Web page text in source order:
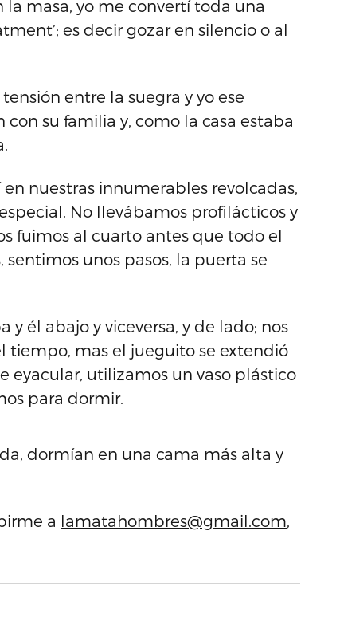
la masa, yo me convertí toda una
es decir gozar en silencio o al
entre la suegra y yo ese
con su familia y, como la casa estaba
nuestras innumerables revolcadas,
No llevábamos profilácticos y
fuimos al cuarto antes que todo el
unos pasos, la puerta se
y él abajo y viceversa, y de lado; nos
tiempo, mas el jueguito se extendió
eyacular, utilizamos un vaso plástico
para dormir.
dormían en una cama más alta y
a lamatahombres@gmail.com,